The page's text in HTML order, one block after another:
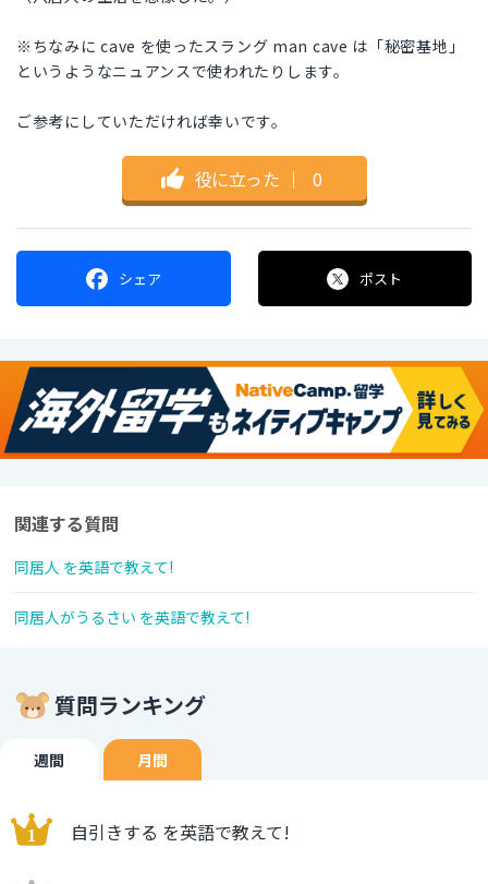
※ちなみに cave を使ったスラング man cave は「秘密基地」
というようなニュアンスで使われたりします。
ご参考にしていただければ幸いです。
役に立った ｜ 0
シェア ポスト
関連する質問
同居人 を英語で教えて!
同居人がうるさい を英語で教えて!
質問ランキング
週間 月間
自引きする を英語で教えて!